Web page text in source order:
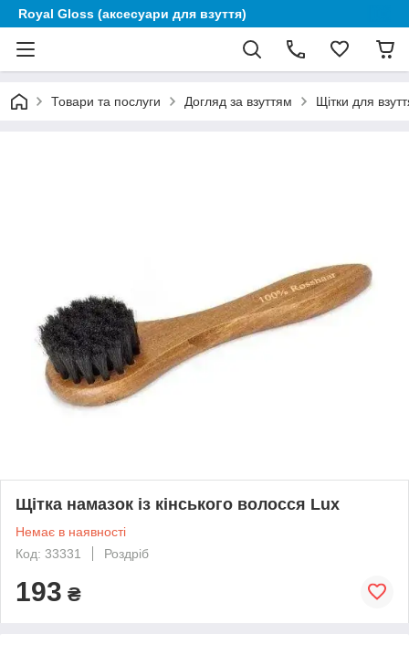
Royal Gloss (аксесуари для взуття)
Товари та послуги Догляд за взуттям Щітки для
Щітка намазок із кінського волосся Lux
Немає в наявності
Код: 33331
Роздріб
193 ₴